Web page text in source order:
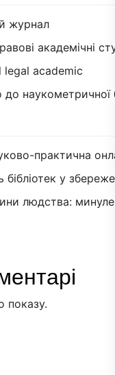
журнал
академічні
academic
наукометричної
практична
бібліотек у
людства:
показу.